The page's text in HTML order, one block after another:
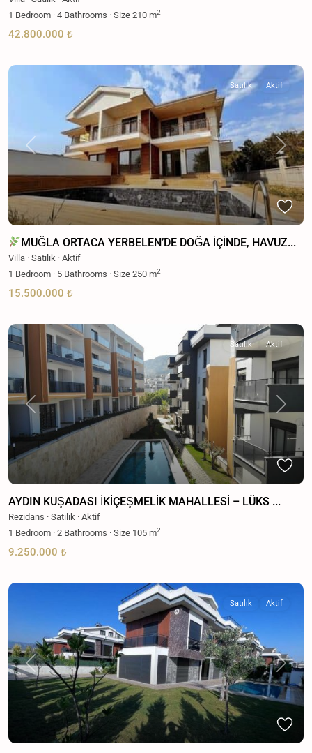
1 Bedroom · 4 Bathrooms · Size 210 m2
42.800.000 ₺
Previous Next
Satılık Aktif
MUĞLA ORTACA YERBELEN’DE DOĞA İÇİNDE, HAVUZ...
Villa · Satılık · Aktif
1 Bedroom · 5 Bathrooms · Size 250 m2
15.500.000 ₺
Previous Next
Satılık Aktif
AYDIN KUŞADASI İKİÇEŞMELİK MAHALLESİ – LÜKS ...
Rezidans · Satılık · Aktif
1 Bedroom · 2 Bathrooms · Size 105 m2
9.250.000 ₺
Previous Next
Satılık Aktif